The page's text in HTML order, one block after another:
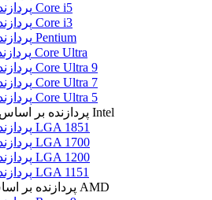
پردازنده Core i5
پردازنده Core i3
پردازنده Pentium
پردازنده سری Core Ultra
پردازنده Core Ultra 9
پردازنده Core Ultra 7
پردازنده Core Ultra 5
پردازنده بر اساس سوکت Intel
پردازنده LGA 1851
پردازنده LGA 1700
پردازنده LGA 1200
پردازنده LGA 1151
پردازنده بر اساس مدل AMD